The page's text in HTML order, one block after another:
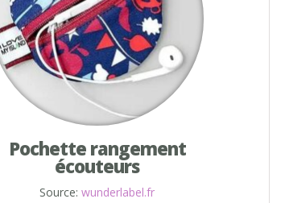
Pochette rangement
écouteurs
Source: wunderlabel.fr